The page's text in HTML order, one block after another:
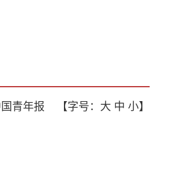
青年报 【字号： 大 中 小】